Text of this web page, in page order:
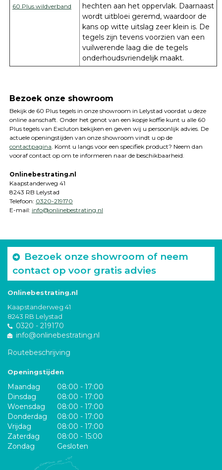
60 Plus wildverband
hechten aan het oppervlak. Daarnaast
wordt uitbloei geremd, waardoor de
kans op witte uitslag zeer klein is. De
tegels zijn tevens voorzien van een
vuilwerende laag die de tegels
onderhoudsvriendelijk maakt.
Bezoek onze showroom
Bekijk de 60 Plus tegels in onze showroom in Lelystad voordat u deze
online aanschaft. Onder het genot van een kopje koffie kunt u alle 60
Plus tegels van Excluton bekijken en geven wij u persoonlijk advies. De
actuele openingstijden van onze showroom vindt u op de
contactpagina. Komt u langs voor een specifiek product? Neem dan
vooraf contact op om te informeren naar de beschikbaarheid.
Onlinebestrating.nl
Kaapstanderweg 41
8243 RB Lelystad
Telefoon: 0320-219170
E-mail: info@onlinebestrating.nl
Bezoek onze showroom of neem
contact op voor gratis advies
Onlinebestrating.nl
Kaapstanderweg 41
8243 RB Lelystad
0320 - 219170
info@onlinebestrating.nl
Routebeschrijving
Openingstijden
Maandag
08:00 - 17:00
Dinsdag
08:00 - 17:00
Woensdag
08:00 - 17:00
Donderdag
08:00 - 17:00
Vrijdag
08:00 - 17:00
Zaterdag
08:00 - 15:00
Zondag
Gesloten